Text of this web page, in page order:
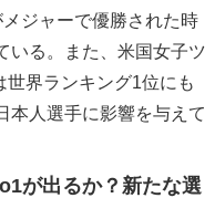
ジャーで優勝された時
いる。また、米国女子ツ
界ランキング1位にも
本人選手に影響を与えて
が出るか？新たな選